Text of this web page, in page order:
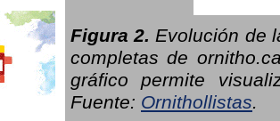
Figura 2. Evolución de
completas de
gráfico permite
Fuente: Ornithollistas.